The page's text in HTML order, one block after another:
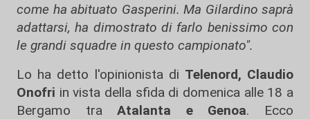
come ha abituato Gasperini. Ma Gilardino saprà
adattarsi, ha dimostrato di farlo benissimo con
le grandi squadre in questo campionato".
Lo ha detto l'opinionista di Telenord, Claudio
Onofri in vista della sfida di domenica alle 18 a
Bergamo traAtalanta e Genoa. Ecco